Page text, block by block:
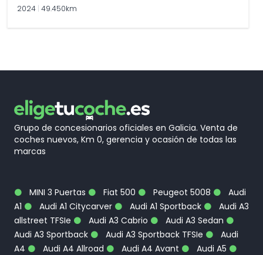
2024 49.450km
Grupo de concesionarios oficiales en Galicia. Venta de
coches nuevos, Km 0, gerencia y ocasión de todas las
marcas
MINI 3 Puertas Fiat 500 Peugeot 5008
Audi
A1
Audi A1 Citycarver Audi A1 Sportback
Audi A3
allstreet TFSIe
Audi A3 Cabrio
Audi A3 Sedan
Audi A3 Sportback
Audi A3 Sportback TFSIe
Audi
A4
Audi A4 Allroad Audi A4 Avant
Audi A5